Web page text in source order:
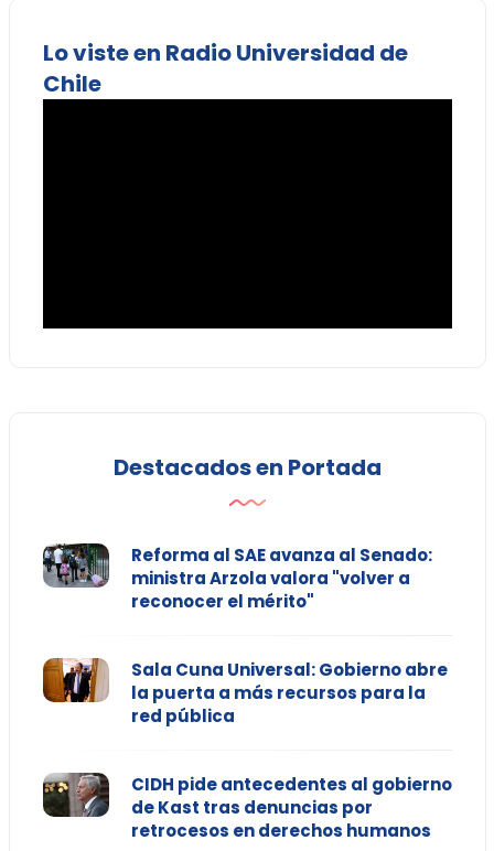
Lo viste en Radio Universidad de
Chile
Destacados en Portada
Reforma al SAE avanza al Senado:
ministra Arzola valora "volver a
reconocer el mérito"
Sala Cuna Universal: Gobierno abre
la puerta a más recursos para la
red pública
CIDH pide antecedentes al gobierno
de Kast tras denuncias por
retrocesos en derechos humanos